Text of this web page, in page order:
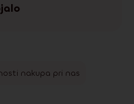
nakupa pri nas